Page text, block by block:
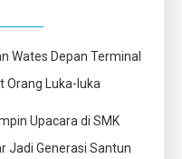
Wates Depan Terminal
Orang Luka-luka
Upacara di SMK
Jadi Generasi Santun